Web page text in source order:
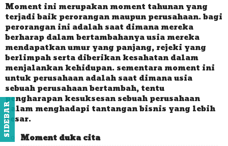
Moment ini merupakan moment tahunan yang
terjadi baik perorangan maupun perusahaan. bagi
perorangan ini adalah saat dimana mereka
berharap dalam bertambahanya usia mereka
mendapatkan umur yang panjang, rejeki yang
berlimpah serta diberikan kesahatan dalam
menjalankan kehidupan. sementara moment ini
untuk perusahaan adalah saat dimana usia
sebuah perusahaan bertambah, tentu
pengharapan kesuksesan sebuah perusahaan
dalam menghadapi tantangan bisnis yang lebih
besar.
Moment duka cita
SIDEBAR